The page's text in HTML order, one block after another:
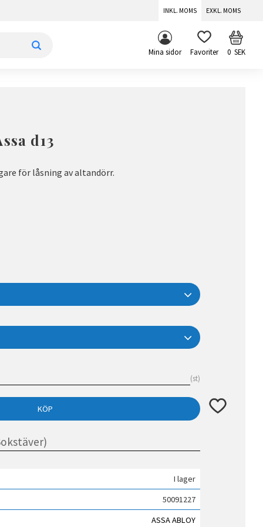
INKL. MOMS EXKL. MOMS
Mina sidor FAVORITER 0SEK
d13
för låsning av altandörr.
st
KÖP Lägg till i
I lager
50091227
ASSA ABLOY